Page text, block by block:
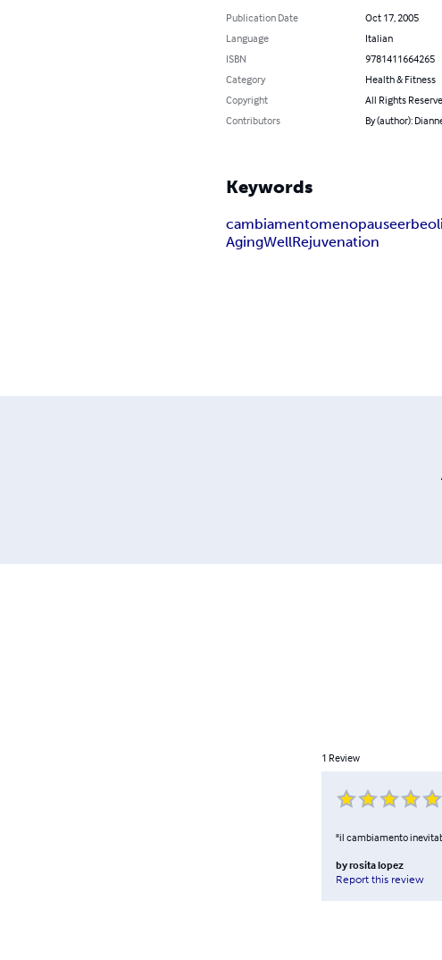
Publication Date
Oct 17, 2005
Language
Italian
ISBN
9781411664265
Category
Health & Fitness
Copyright
All Rights
Contributors
By (author):
Keywords
cambiamentomenopauseerbe
AgingWellRejuvenation
1 Review
"il cambiamento
byrosita lopez
Report this review